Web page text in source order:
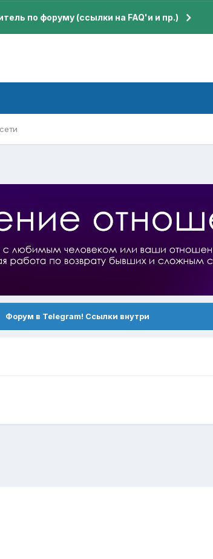
по форуму (ссылки на FAQ'и и пр.)
Форум в Telegram! Ссылки внутри